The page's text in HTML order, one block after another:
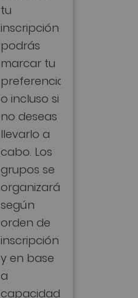
tu
inscripción
podrás
marcar tu
preferencia
o incluso si
no deseas
llevarlo a
cabo. Los
grupos se
organizarán
según
orden de
inscripción
y en base
a
capacidad